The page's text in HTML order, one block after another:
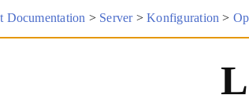
Documentation > Server>Konfiguration >